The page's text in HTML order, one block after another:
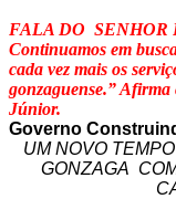
FALA DO SENHOR
Continuamos em
cada vez mais os
gonzaguense.”
Júnior.
Governo
UM NOVO
GONZAGA